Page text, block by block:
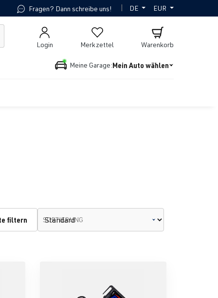
Fragen? Dann schreibe uns! | DE EUR
Merkzettel
Login Warenkorb
Meine Garage:Mein Auto wählen
filtern SORTIERUNG